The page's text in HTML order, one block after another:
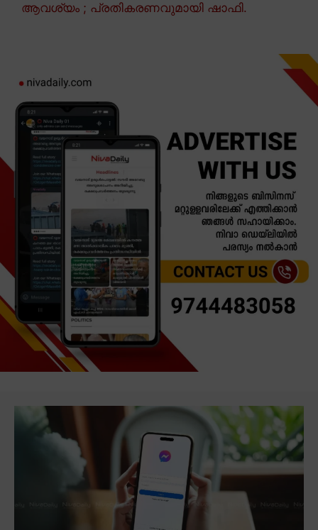
ആവശ്യം ; പ്രതികരണവുമായി ഷാഫി.